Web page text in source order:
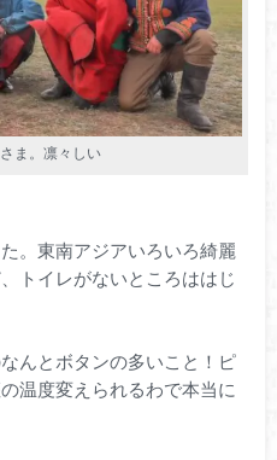
ま。凛々しい
。東南アジアいろいろ綺麗
トイレがないところははじ
んとボタンの多いこと！ピ
温度変えられるわで本当に